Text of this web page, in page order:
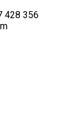
428 356